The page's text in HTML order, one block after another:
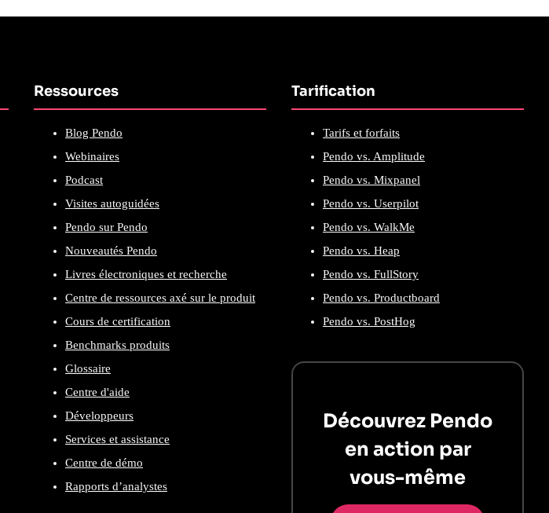
Ressources
Blog Pendo
Webinaires
Podcast
Visites autoguidées
Pendo sur Pendo
Nouveautés Pendo
Livres électroniques et recherche
Centre de ressources axé sur le produit
Cours de certification
Benchmarks produits
Glossaire
Centre d'aide
Développeurs
Services et assistance
Centre de démo
Rapports d’analystes
Tarification
Tarifs et forfaits
Pendo vs. Amplitude
Pendo vs. Mixpanel
Pendo vs. Userpilot
Pendo vs. WalkMe
Pendo vs. Heap
Pendo vs. FullStory
Pendo vs. Productboard
Pendo vs. PostHog
Découvrez Pendo
en action par
vous-même